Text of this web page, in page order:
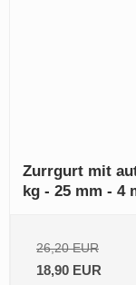
Zurrgurt mit
kg - 25 mm - 4
26,20 EUR
18,90 EUR